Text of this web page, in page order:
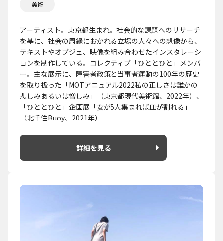
美術
アーティスト。東京都生まれ。社会的な課題へのリサーチ
を基に、社会の周縁におかれる立場の人々への想像から、
テキストやオブジェ、映像を組み合わせたインスタレーシ
ョンを制作している。コレクティブ「ひととひと」メンバ
ー。主な展示に、障害者政策と当事者運動の100年の歴史
を取り扱った「MOTアニュアル2022私の正しさは誰かの
悲しみあるいは憎しみ」（東京都現代美術館、2022年）、
「ひととひと」企画展「女が5人集まれば皿が割れる」
（北千住Buoy、2021年）
詳細を見る